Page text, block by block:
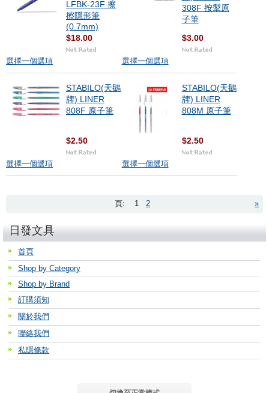
LFBK-23F 擦
擦隱形筆
(0.7mm)
$18.00
選擇一個選項
308F 按掣原
子筆
$3.00
選擇一個選項
STABILO(天鵝
牌) LINER
808F 原子筆
$2.50
選擇一個選項
STABILO(天鵝
牌) LINER
808M 原子筆
$2.50
選擇一個選項
»
頁: 1 2
日發文具
首頁
Shop by Category
Shop by Brand
訂購須知
關於我們
聯絡我們
私隱條款